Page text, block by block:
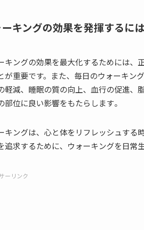
キングの効果を発揮するには
キングの効果を最大化するためには、
が重要です。また、毎日のウォーキン
軽減、睡眠の質の向上、血行の促進、
部位に良い影響をもたらします​​。
キングは、心と体をリフレッシュする
追求するために、ウォーキングを日常
ーリンク